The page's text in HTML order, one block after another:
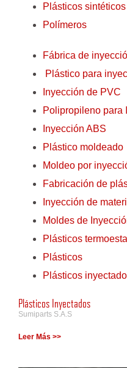
Plásticos sintéticos
Polímeros
Fábrica de
Plástico para
Inyección de PVC
Polipropileno para
Inyección ABS
Plástico moldeado
Moldeo por
Fabricación de
Inyección de
Moldes de
Plásticos
Plásticos
Plásticos
Plásticos Inyectados
Sumiparts S.A.S
Leer Más >>